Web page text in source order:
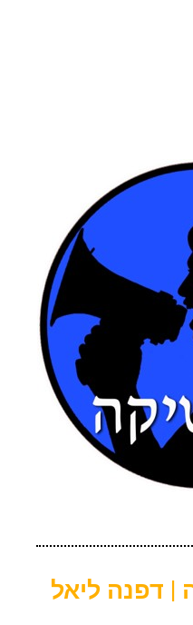
| דפנה ליאל